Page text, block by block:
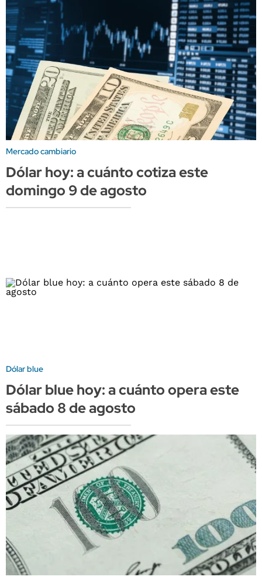
Mercado cambiario
Dólar hoy: a cuánto cotiza este
domingo 9 de agosto
Dólar blue
Dólar blue hoy: a cuánto opera este
sábado 8 de agosto